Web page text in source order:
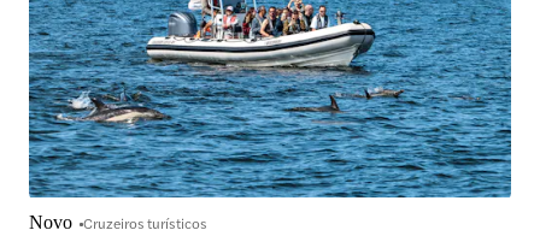
Novo Cruzeiros turísticos